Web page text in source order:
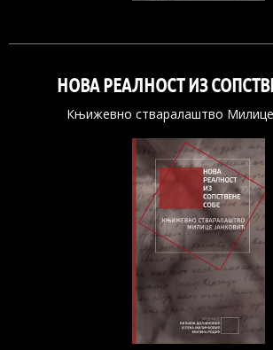
НОВА РЕАЛНОСТ ИЗ
Књижевно стваралаштво Милице